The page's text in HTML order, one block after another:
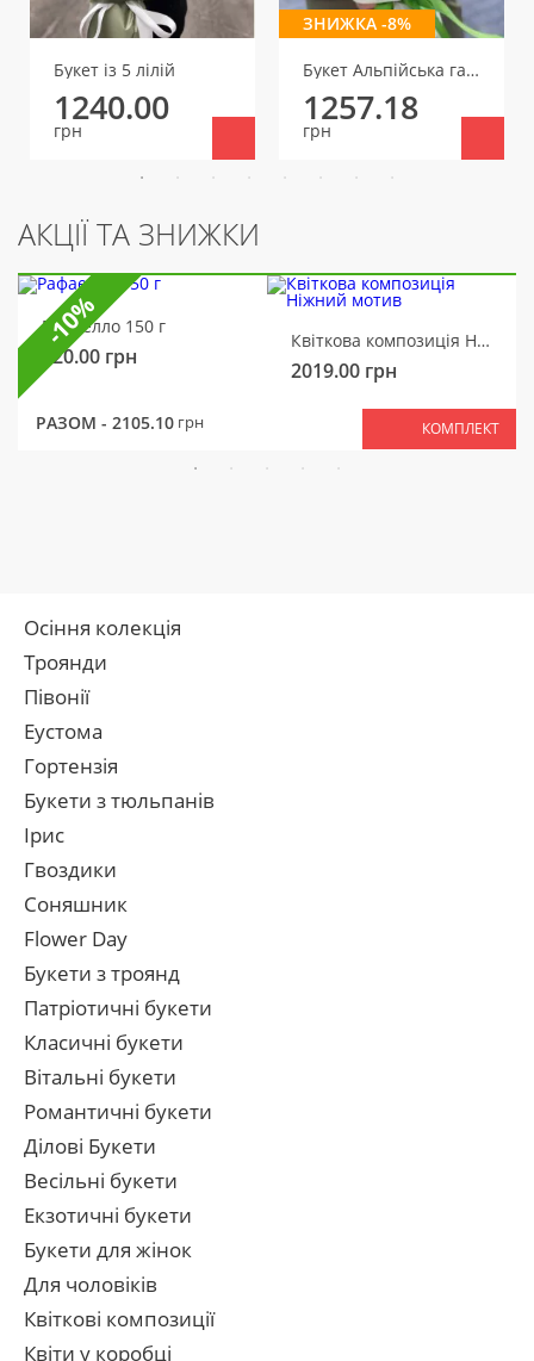
Букет із 5 лілій
1240.00
грн
ЗНИЖКА -8%
Букет Альпійська галявинка
1257.18
грн
АКЦІЇ ТА ЗНИЖКИ
Рафаелло 150 г
320.00 грн
Квіткова композиція Ніжний мотив
2019.00 грн
РАЗОМ - 2105.10 грн КОМПЛЕКТ
-10%
Осіння колекція
Троянди
Півонії
Еустома
Гортензія
Букети з тюльпанів
Ірис
Гвоздики
Соняшник
Flower Day
Букети з троянд
Патріотичні букети
Класичні букети
Вітальні букети
Романтичні букети
Ділові Букети
Весільні букети
Екзотичні букети
Букети для жінок
Для чоловіків
Квіткові композиції
Квіти у коробці